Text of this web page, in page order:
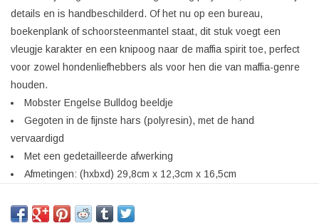
details en is handbeschilderd. Of het nu op een bureau,
boekenplank of schoorsteenmantel staat, dit stuk voegt een
vleugje karakter en een knipoog naar de maffia spirit toe, perfect
voor zowel hondenliefhebbers als voor hen die van maffia-genre
houden.
Mobster Engelse Bulldog beeldje
Gegoten in de fijnste hars (polyresin), met de hand
vervaardigd
Met een gedetailleerde afwerking
Afmetingen: (hxbxd) 29,8cm x 12,3cm x 16,5cm